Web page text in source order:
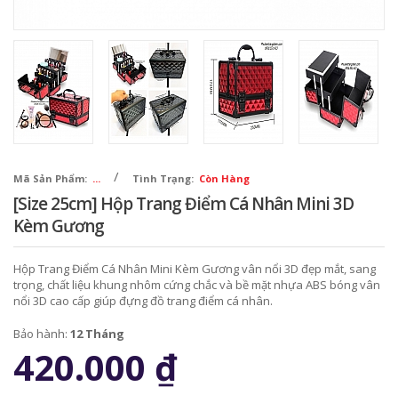
Mã Sản Phẩm: ... / Tình Trạng: Còn Hàng
[Size 25cm] Hộp Trang Điểm Cá Nhân Mini 3D
Kèm Gương
Hộp Trang Điểm Cá Nhân Mini Kèm Gương vân nổi 3D đẹp mắt, sang
trọng, chất liệu khung nhôm cứng chắc và bề mặt nhựa ABS bóng vân
nổi 3D cao cấp giúp đựng đồ trang điểm cá nhân.
Bảo hành: 12 Tháng
420.000 ₫